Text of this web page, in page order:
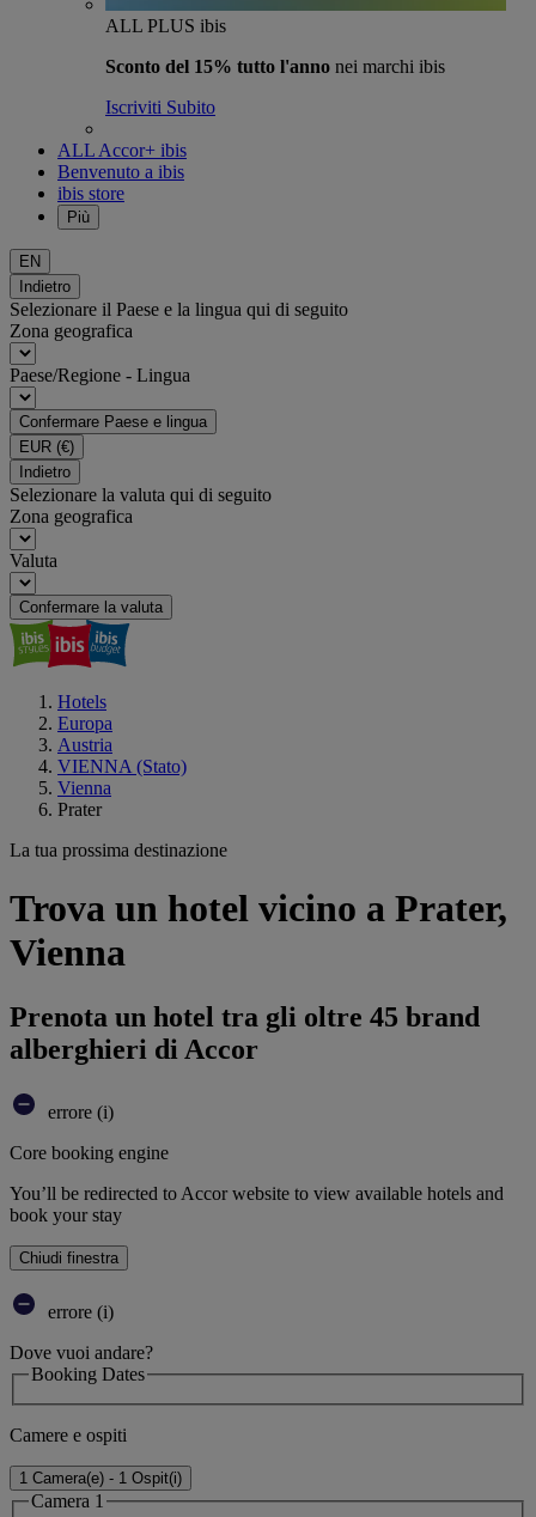
ALL PLUS ibis
Sconto del 15% tutto l'anno nei marchi ibis
Iscriviti Subito
ALL Accor+ ibis
Benvenuto a ibis
ibis store
Più
EN
Indietro
Selezionare il Paese e la lingua qui di seguito
Zona geografica
Paese/Regione - Lingua
Confermare Paese e lingua
EUR (€)
Indietro
Selezionare la valuta qui di seguito
Zona geografica
Valuta
Confermare la valuta
Hotels
Europa
Austria
VIENNA (Stato)
Vienna
Prater
La tua prossima destinazione
Trova un hotel vicino a Prater,
Vienna
Prenota un hotel tra gli oltre 45 brand
alberghieri di Accor
errore (i)
Core booking engine
You’ll be redirected to Accor website to view available hotels and
book your stay
Chiudi finestra
errore (i)
Dove vuoi andare?
Booking Dates
Camere e ospiti
1 Camera(e) - 1 Ospit(i)
Camera 1